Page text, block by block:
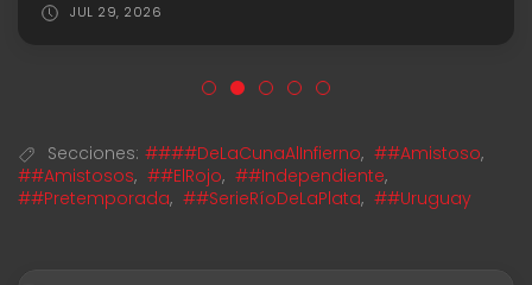
AGO 04, 2026
Secciones: ####DeLaCunaAlInfierno, ##Amistoso,
##Amistosos, ##ElRojo, ##Independiente,
##Pretemporada, ##SerieRíoDeLaPlata, ##Uruguay